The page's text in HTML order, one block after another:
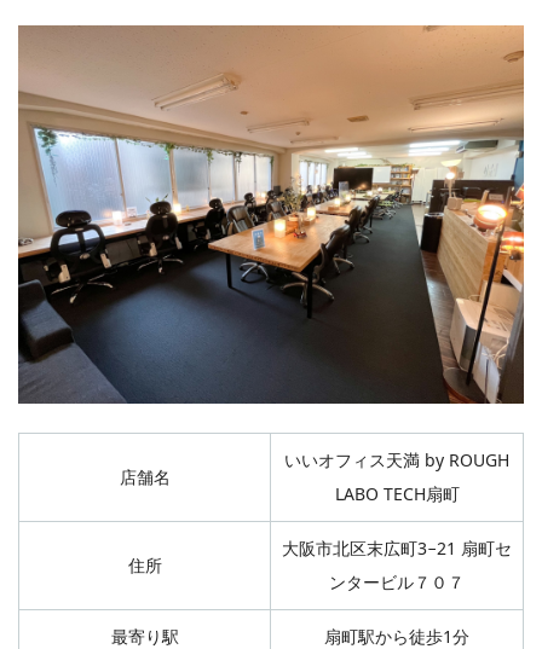
店舗名
いいオフィス天満 by ROUGH
LABO TECH扇町
住所
大阪市北区末広町3−21 扇町セ
ンタービル７０７
最寄り駅 扇町駅から徒歩1分